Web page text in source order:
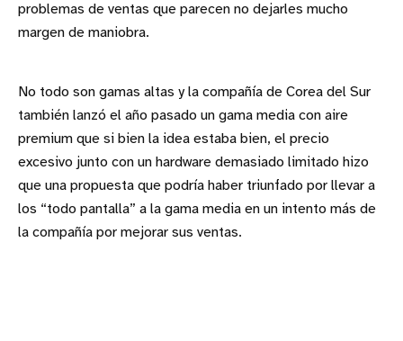
problemas de ventas que parecen no dejarles mucho
margen de maniobra.
No todo son gamas altas y la compañía de Corea del Sur
también lanzó el año pasado un gama media con aire
premium que si bien la idea estaba bien, el precio
excesivo junto con un hardware demasiado limitado hizo
que una propuesta que podría haber triunfado por llevar a
los “todo pantalla” a la gama media en un intento más de
la compañía por mejorar sus ventas.